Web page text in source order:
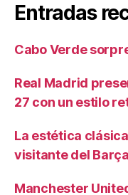
Entradas
Cabo Verde
Real Madrid
27 con un estilo
La estética
visitante del
Manchester